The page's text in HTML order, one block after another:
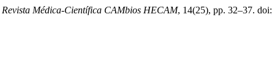
Revista Médica-Científica CAMbios HECAM, 14(25), pp. 32–37. doi: